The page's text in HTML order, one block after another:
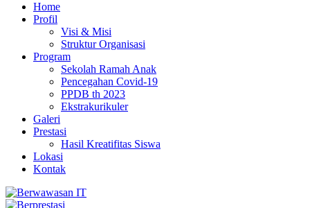
Home
Profil
Visi & Misi
Struktur Organisasi
Program
Sekolah Ramah Anak
Pencegahan Covid-19
PPDB th 2023
Ekstrakurikuler
Galeri
Prestasi
Hasil Kreatifitas Siswa
Lokasi
Kontak